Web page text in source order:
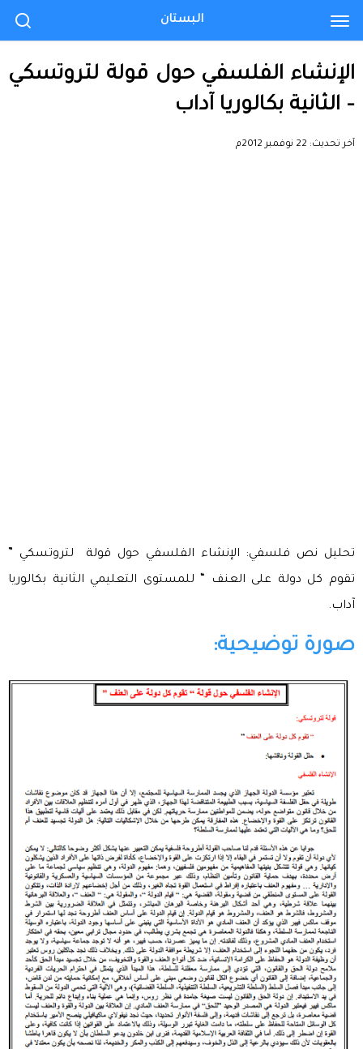
الإنشاء الفلسفي حول قولة لتروتسكي
– الثانية بكالوريا آداب
آخر تحديث: 22 نوفمبر 2012م
تحليل نص فلسفي: الإنشاء الفلسفي حول قولة لتروتسكي ”
تقوم كل دولة على العنف “ للمستوى التعليمي الثانية بكالوريا
آداب.
صورة توضيحية:
البستان